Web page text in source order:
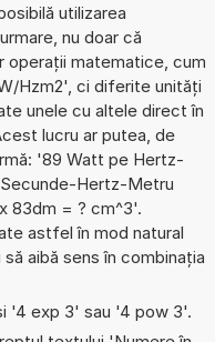
utilizarea
nu doar că
operații matematice, cum
Hzm2', ci diferite unități
unele cu altele direct în
lucru ar putea, de
'89 Watt pe Hertz-
Hertz-Metru
83dm = ? cm^3'.
astfel în mod natural
aibă sens în combinația
'4 exp 3' sau '4 pow 3'.